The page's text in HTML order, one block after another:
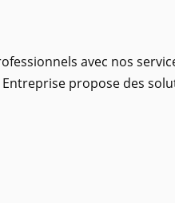
avec nos
propose des